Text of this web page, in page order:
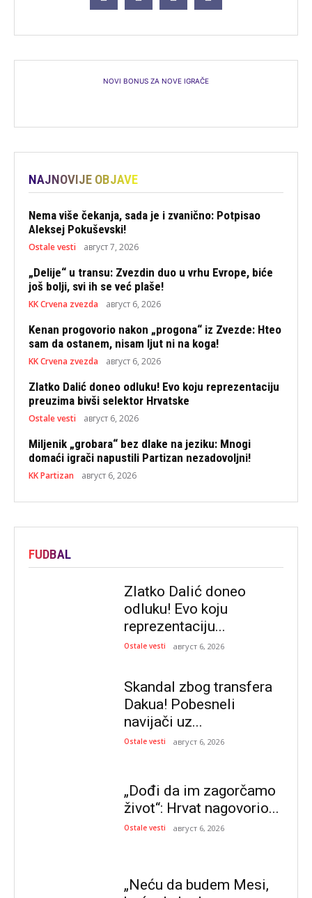
NOVI BONUS ZA NOVE IGRAČE
NAJNOVIJE OBJAVE
Nema više čekanja, sada je i zvanično: Potpisao
Aleksej Pokuševski!
Ostale vesti август 7, 2026
„Delije“ u transu: Zvezdin duo u vrhu Evrope, biće
još bolji, svi ih se već plaše!
KK Crvena zvezda август 6, 2026
Kenan progovorio nakon „progona“ iz Zvezde: Hteo
sam da ostanem, nisam ljut ni na koga!
KK Crvena zvezda август 6, 2026
Zlatko Dalić doneo odluku! Evo koju reprezentaciju
preuzima bivši selektor Hrvatske
Ostale vesti август 6, 2026
Miljenik „grobara“ bez dlake na jeziku: Mnogi
domaći igrači napustili Partizan nezadovoljni!
KK Partizan август 6, 2026
FUDBAL
Zlatko Dalić doneo
odluku! Evo koju
reprezentaciju...
Ostale vesti август 6, 2026
Skandal zbog transfera
Dakua! Pobesneli
navijači uz...
Ostale vesti август 6, 2026
„Dođi da im zagorčamo
život“: Hrvat nagovorio...
Ostale vesti август 6, 2026
„Neću da budem Mesi,